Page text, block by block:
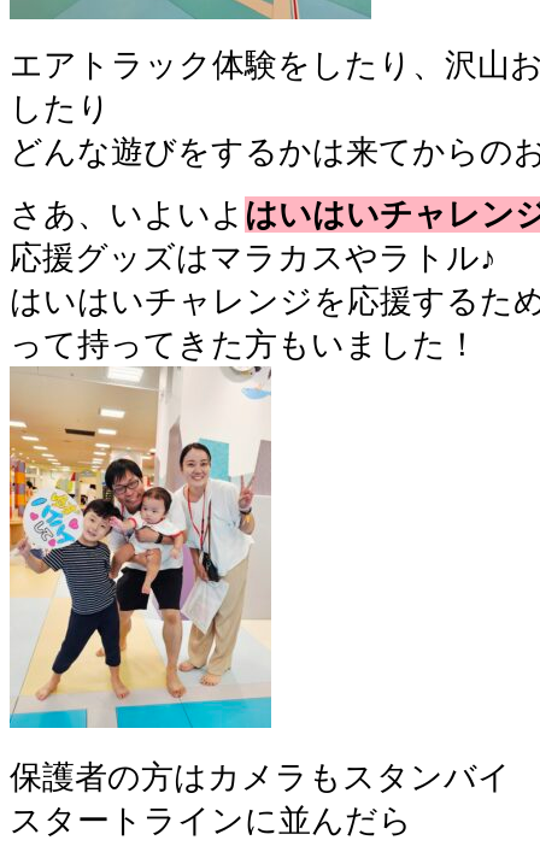
エアトラック体験をしたり、沢山
したり
どんな遊びをするかは来てからの
さあ、いよいよ はいはいチャレン
応援グッズはマラカスやラトル♪
はいはいチャレンジを応援するた
って持ってきた方もいました！
保護者の方はカメラもスタンバイ
スタートラインに並んだら